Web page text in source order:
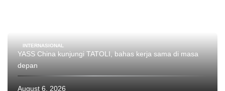
INTERNASIONAL
YASS China kunjungi TATOLI, bahas kerja sama di masa
depan
August 6, 2026